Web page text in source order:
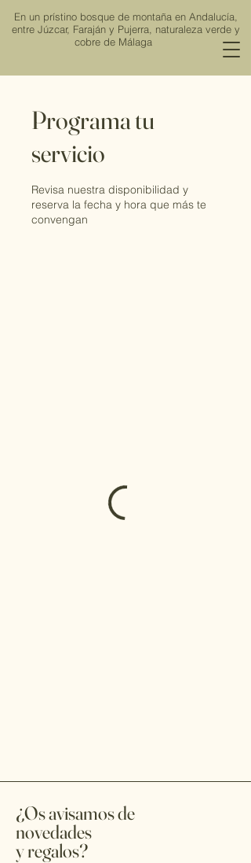
En un prístino bosque de montaña en Andalucía,
entre Júzcar, Faraján y Pujerra, naturaleza verde y
cobre de Málaga
Viña de los Ríos
Programa tu
servicio
Revisa nuestra disponibilidad y
reserva la fecha y hora que más te
convengan
¿Os avisamos de
novedades
y regalos?